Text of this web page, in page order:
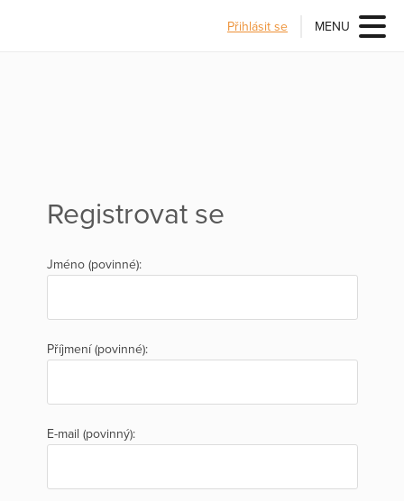
Přihlásit se MENU
Registrovat se
Jméno (povinné):
Příjmení (povinné):
E-mail (povinný):